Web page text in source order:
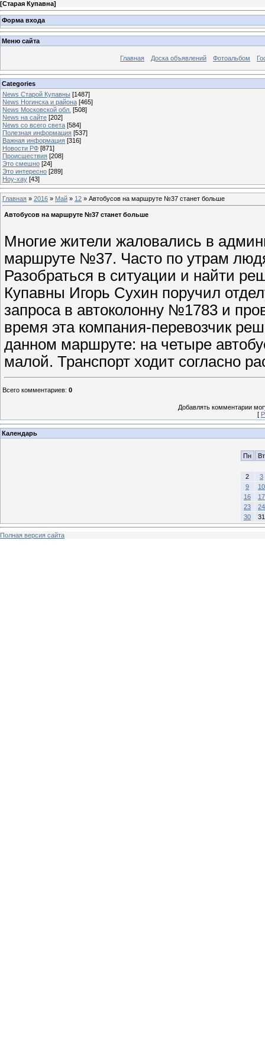
[Старая Купавна]
Форма входа
Меню сайта
Главная Доска объявлений Фотоальбом
Categories
News Старой Купавны [1487]
News Ногинска и района [465]
News Московской обл. [508]
News на сайте [202]
News со всего света [584]
Полезная информация [537]
Важная информация [316]
Новости РФ [871]
Происшествия [208]
Это смешно [24]
Это интересно [289]
Ноу-хау [43]
Главная » 2016 » Май » 12 » Автобусов на маршруте №37 станет больше
Автобусов на маршруте №37 станет больше
Многие жители жаловались в
маршруте №37. Часто по утрам
Разобраться в ситуации и найти
Купавны Игорь Сухин поручил
запроса в автоколонну №1783 и
время эта компания-перевозчик
данном маршруте: на четыре
малой. Транспорт ходит согласно
Всего комментариев: 0
Добавлять комментарии
[
Календарь
Пн Вт
2
3
9
10
16
17
23
24
30
31
Полная версия сайта